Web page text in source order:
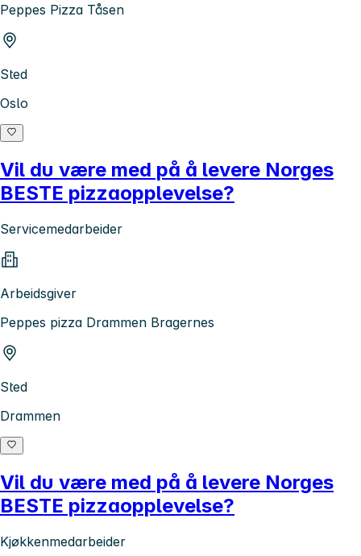
Peppes Pizza Tåsen
Sted
Oslo
Vil du være med på å levere Norges
BESTE pizzaopplevelse?
Servicemedarbeider
Arbeidsgiver
Peppes pizza Drammen Bragernes
Sted
Drammen
Vil du være med på å levere Norges
BESTE pizzaopplevelse?
Kjøkkenmedarbeider